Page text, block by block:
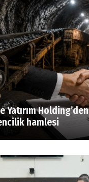
Yatırım Holding’den
hamlesi